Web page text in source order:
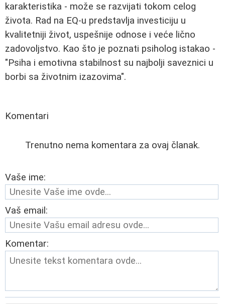
karakteristika - može se razvijati tokom celog
života. Rad na EQ-u predstavlja investiciju u
kvalitetniji život, uspešnije odnose i veće lično
zadovoljstvo. Kao što je poznati psiholog istakao -
"Psiha i emotivna stabilnost su najbolji saveznici u
borbi sa životnim izazovima".
Komentari
Trenutno nema komentara za ovaj članak.
Vaše ime:
Vaš email:
Komentar: